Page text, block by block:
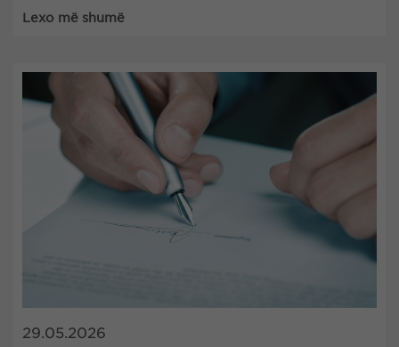
Lexo më shumë
29.05.2026